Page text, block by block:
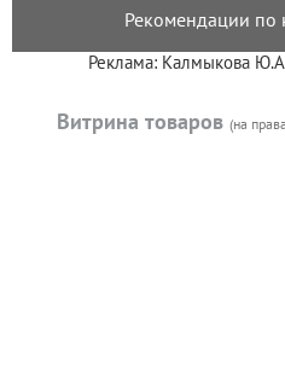
Рекомендации по
Реклама: Калмыкова
Витрина товаров (на